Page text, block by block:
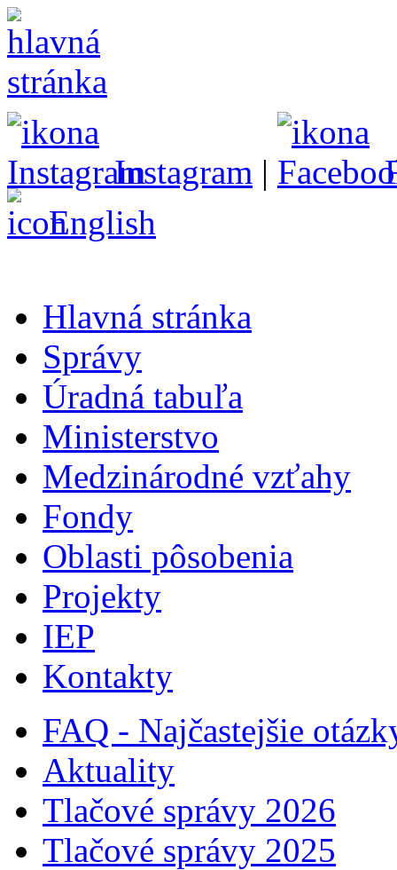
Instagram |
English
Hlavná stránka
Správy
Úradná tabuľa
Ministerstvo
Medzinárodné vzťahy
Fondy
Oblasti pôsobenia
Projekty
IEP
Kontakty
FAQ - Najčastejšie
Aktuality
Tlačové správy 2026
Tlačové správy 2025